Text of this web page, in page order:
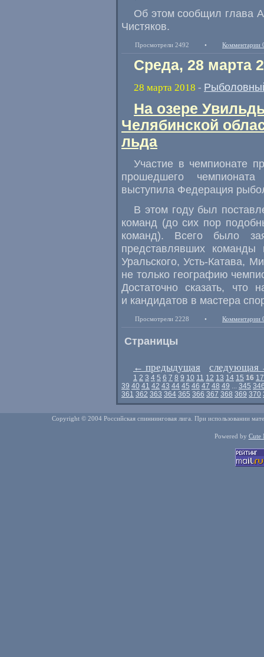
Об этом сообщил глава
Чистяков.
Просмотрели 2492 • Комментарии
Среда, 28 марта
28 марта 2018 -
На озере
Челябинской
льда
Участие в чемпионате
прошедшего чемпионата
выступила Федерация
В этом году был
команд (до сих пор
команд). Всего было
представлявших команды
Уральского, Усть-Катава,
не только географию
Достаточно сказать,
что
и кандидатов в мастера
Просмотрели 2228 • Комментарии
Страницы
← предыдущая следующая
1 2 3 4 5 6 7 8 9 10 11 12 13 14 15 16 17
39 40 41 42 43 44 45 46 47 48 49 ... 345
361 362 363 364 365 366 367 368 369 370
Copyright © 2004 Российская спиннинговая лига. При использовании
Powered by Cute